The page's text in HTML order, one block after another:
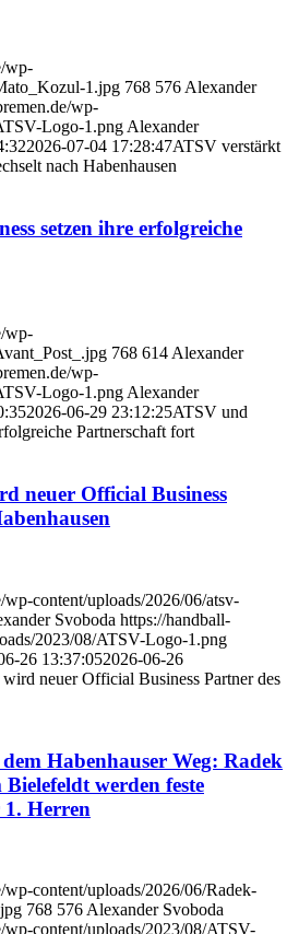
wp-
1.jpg 768 576 Alexander
wp-
Logo-1.png Alexander
2026-07-04 17:28:47ATSV verstärkt
nach Habenhausen
setzen ihre erfolgreiche
wp-
768 614Alexander
wp-
Logo-1.pngAlexander
2026-06-29 23:12:25ATSV und
Partnerschaft fort
neuer Official Business
content/uploads/2026/06/atsv-
Svoboda https://handball-
2023/08/ATSV-Logo-1.png
26 13:37:052026-06-26
neuer Official Business Partner des
Habenhauser Weg: Radek
werden feste
Herren
wp-content/uploads/2026/06/Radek-
768 576 Alexander Svoboda
wp-content/uploads/2023/08/ATSV-